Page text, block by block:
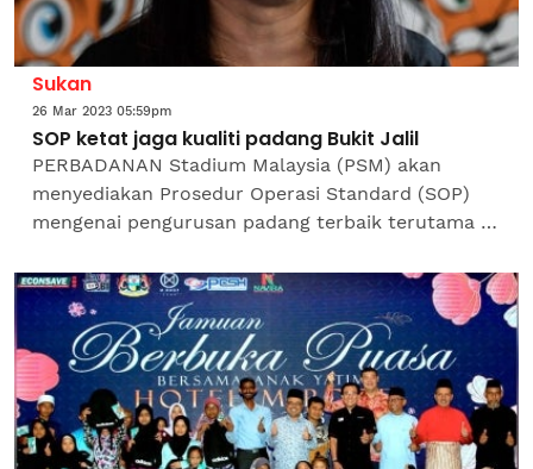
Sukan
26 Mar 2023 05:59pm
SOP ketat jaga kualiti padang Bukit Jalil
PERBADANAN Stadium Malaysia (PSM) akan
menyediakan Prosedur Operasi Standard (SOP)
mengenai pengurusan padang terbaik terutama di
akan menggunakan...